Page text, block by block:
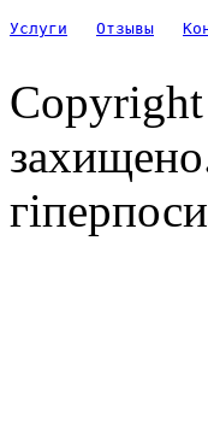
Услуги Отзывы